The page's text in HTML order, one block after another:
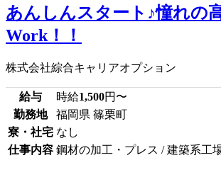
あんしんスタート♪憧れの
Work！！
株式会社綜合キャリアオプション
給与 時給1,500円〜
勤務地
福岡県 篠栗町
寮・社宅 なし
仕事内容 鋼材の加工・プレス / 建築系工